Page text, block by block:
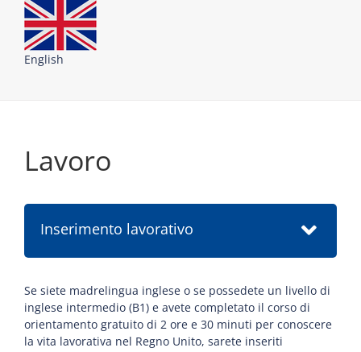
English
Lavoro
Inserimento lavorativo
Se siete madrelingua inglese o se possedete un livello di
inglese intermedio (B1) e avete completato il corso di
orientamento gratuito di 2 ore e 30 minuti per conoscere
la vita lavorativa nel Regno Unito, sarete inseriti